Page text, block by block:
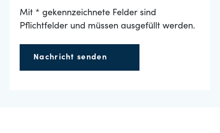
Mit * gekennzeichnete Felder sind
Pflichtfelder und müssen ausgefüllt werden.
Nachricht senden